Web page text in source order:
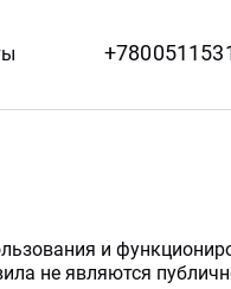
и
не являются